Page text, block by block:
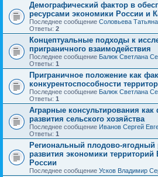
Демографический фактор в
ресурсами экономики России и
Последнее сообщение Соловьева
Ответы: 2
Концептуальные подходы к
приграничного взаимодействия
Последнее сообщение Балюк Светлана
Ответы: 1
Приграничное положение как
конкурентоспособности
Последнее сообщение Балюк Светлана
Ответы: 1
Аграрные консультирования
развития сельского хозяйства
Последнее сообщение Иванов Сергей
Ответы: 1
Региональный плодово-
развития экономики территорий
России
Последнее сообщение Усков Владимир